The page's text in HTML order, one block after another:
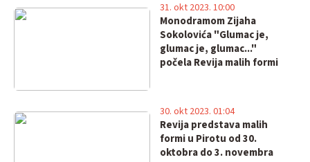
Monodramom Zijaha
Sokolovića "Glumac je,
glumac je, glumac..."
počela Revija malih formi
31. okt 2023. 10:00
Revija predstava malih
formi u Pirotu od 30.
oktobra do 3. novembra
30. okt 2023. 01:04